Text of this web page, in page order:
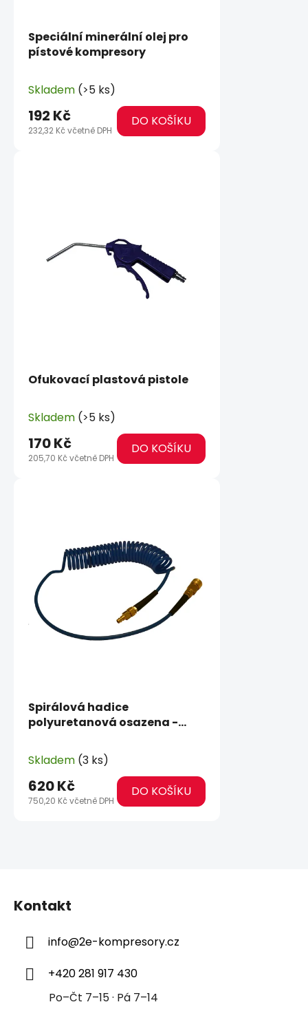
Speciální minerální olej pro
pístové kompresory
Skladem (>5 ks)
232,32 Kč včetně DPH
192 Kč DO KOŠÍKU
Ofukovací plastová pistole
Skladem (>5 ks)
205,70 Kč včetně DPH
170 Kč DO KOŠÍKU
Spirálová hadice
polyuretanová osazena -
Skladem (3 ks)
750,20 Kč včetně DPH
620 Kč DO KOŠÍKU
Kontakt
info@2e-kompresory.cz
+420 281 917 430
Po–Čt 7–15 · Pá 7–14